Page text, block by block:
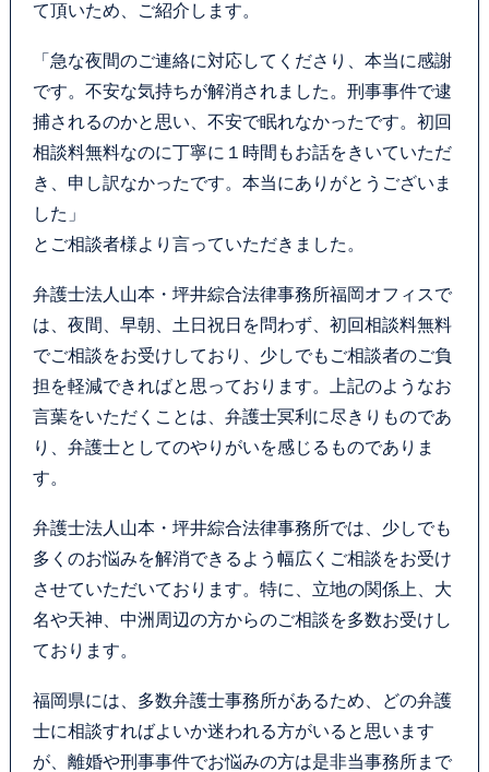
て頂いため、ご紹介します。
「急な夜間のご連絡に対応してくださり、本当に感謝
です。不安な気持ちが解消されました。刑事事件で逮
捕されるのかと思い、不安で眠れなかったです。初回
相談料無料なのに丁寧に１時間もお話をきいていただ
き、申し訳なかったです。本当にありがとうございま
した」
とご相談者様より言っていただきました。
弁護士法人山本・坪井綜合法律事務所福岡オフィスで
は、夜間、早朝、土日祝日を問わず、初回相談料無料
でご相談をお受けしており、少しでもご相談者のご負
担を軽減できればと思っております。上記のようなお
言葉をいただくことは、弁護士冥利に尽きりものであ
り、弁護士としてのやりがいを感じるものでありま
す。
弁護士法人山本・坪井綜合法律事務所では、少しでも
多くのお悩みを解消できるよう幅広くご相談をお受け
させていただいております。特に、立地の関係上、大
名や天神、中洲周辺の方からのご相談を多数お受けし
ております。
福岡県には、多数弁護士事務所があるため、どの弁護
士に相談すればよいか迷われる方がいると思います
が、離婚や刑事事件でお悩みの方は是非当事務所まで